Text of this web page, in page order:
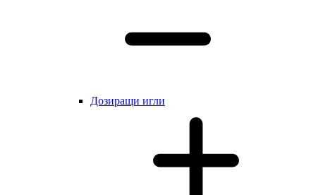
Дозиращи игли